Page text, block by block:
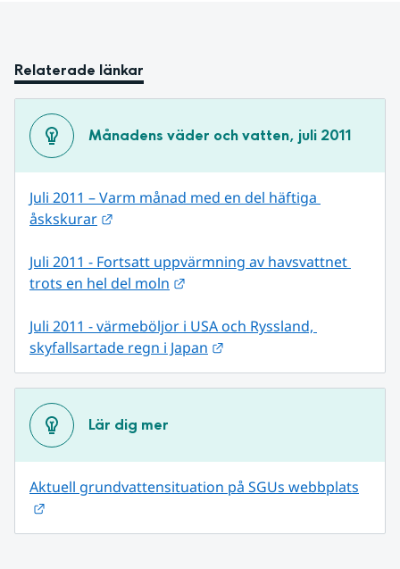
Relaterade länkar
Månadens väder och vatten, juli 2011
Juli 2011 – Varm månad med en del häftiga
åskskurar
Juli 2011 - Fortsatt uppvärmning av havsvattnet
trots en hel del moln
Juli 2011 - värmeböljor i USA och Ryssland,
skyfallsartade regn i Japan
Lär dig mer
Aktuell grundvattensituation på SGUs webbplats